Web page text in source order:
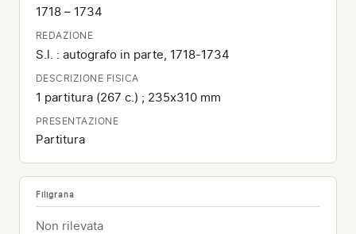
1718 – 1734
REDAZIONE
S.l. : autografo in parte, 1718-1734
DESCRIZIONE FISICA
1 partitura (267 c.) ; 235x310 mm
PRESENTAZIONE
Partitura
Filigrana
Non rilevata